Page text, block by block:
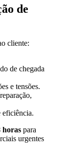
de
cliente:
de chegada
e tensões.
eficiência.
horas para
urgentes